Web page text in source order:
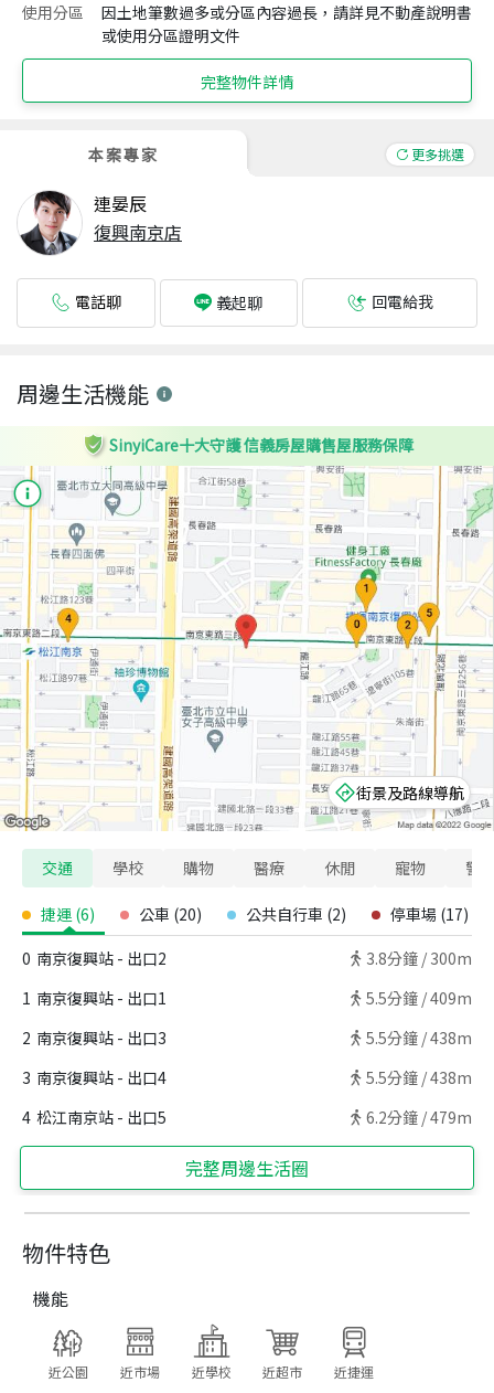
使用分區
因土地筆數過多或分區內容過長，請詳見不動產說明書
或使用分區證明文件
完整物件詳情
本案專家 更多挑選
連晏辰
復興南京店
電話聊 義起聊 回電給我
物件特色
機能
近公園 近市場 近學校 近超市 近捷運
周邊生活機能
SinyiCare十大守護 信義房屋購售屋服務保障
街景及路線導航
交通 學校 購物 醫療 休閒 寵物 警
捷運 (6) 公車 (20) 公共自行車 (2) 停車場 (17)
0 南京復興站 - 出口2 3.8分鐘 / 300m
1 南京復興站 - 出口1 5.5分鐘 /409m
2 南京復興站 - 出口3 5.5分鐘 /438m
3 南京復興站 - 出口4 5.5分鐘 /438m
4 松江南京站 - 出口5 6.2分鐘 /479m
完整周邊生活圈